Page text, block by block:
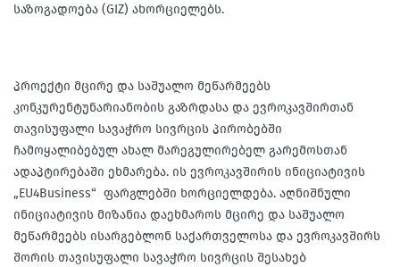
საზოგადოება (GIZ) ახორციელებს.
პროექტი მცირე და საშუალო მეწარმეებს
კონკურენტუნარიანობის გაზრდასა და ევროკავშირთან
თავისუფალი სავაჭრო სივრცის პირობებში
ჩამოყალიბებულ ახალ მარეგულირებელ გარემოსთან
ადაპტირებაში ეხმარება. ის ევროკავშირის ინიციატივის
„EU4Business“ ფარგლებში ხორციელდება. აღნიშნული
ინიციატივის მიზანია დაეხმაროს მცირე და საშუალო
მეწარმეებს ისარგებლონ საქართველოსა და ევროკავშირს
შორის თავისუფალი სავაჭრო სივრცის შესახებ